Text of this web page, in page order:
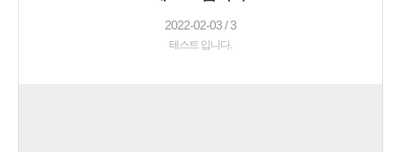
2022-02-03 / 3
테스트 입니다.